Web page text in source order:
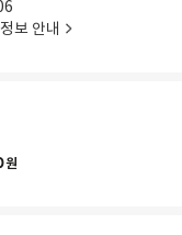
보 안내
원